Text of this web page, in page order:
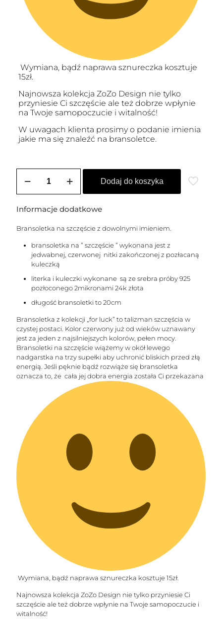
Wymiana, bądź naprawa sznureczka kosztuje
15zł.
Najnowsza kolekcja ZoZo Design nie tylko
przyniesie Ci szczęście ale też dobrze wpłynie
na Twoje samopoczucie i witalność!
W uwagach klienta prosimy o podanie imienia
jakie ma się znaleźć na bransoletce.
Bransoletka
dla
z
imieniem
Dodaj do koszyka
Informacje dodatkowe
Bransoletka na szczęście z dowolnymi imieniem.
bransoletka na ” szczęście ” wykonana jest z
jedwabnej, czerwonej nitki zakończonej z pozłacaną
kuleczką
literka i kuleczki wykonane są ze srebra próby 925
pozłoconego 2mikronami 24k złota
długość bransoletki to 20cm
Bransoletka z kolekcji „for luck” to talizman szczęścia w
czystej postaci. Kolor czerwony już od wieków uznawany
jest za jeden z najsilniejszych kolorów, pełen mocy.
Bransoletki na szczęście wiążemy w okół lewego
nadgarstka na trzy supełki aby uchronić bliskich przed złą
energią. Jeśli pęknie bądź rozwiąże się bransoletka
oznacza to, że cała jej dobra energia została Ci przekazana
Wymiana, bądź naprawa sznureczka kosztuje 15zł.
Najnowsza kolekcja ZoZo Design nie tylko przyniesie Ci
szczęście ale też dobrze wpłynie na Twoje samopoczucie i
witalność!